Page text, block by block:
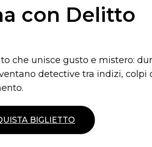
con Delitto
che unisce gusto e mistero:
detective tra indizi, colpi
BIGLIETTO